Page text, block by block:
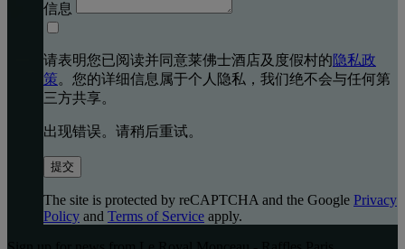
信息
请表明您已阅读并同意莱佛士酒店及度假村的隐私政
策。您的详细信息属于个人隐私，我们绝不会与任何第
三方共享。
出现错误。请稍后重试。
提交
The site is protected by reCAPTCHA and the Google Privacy
Policy and Terms of Service apply.